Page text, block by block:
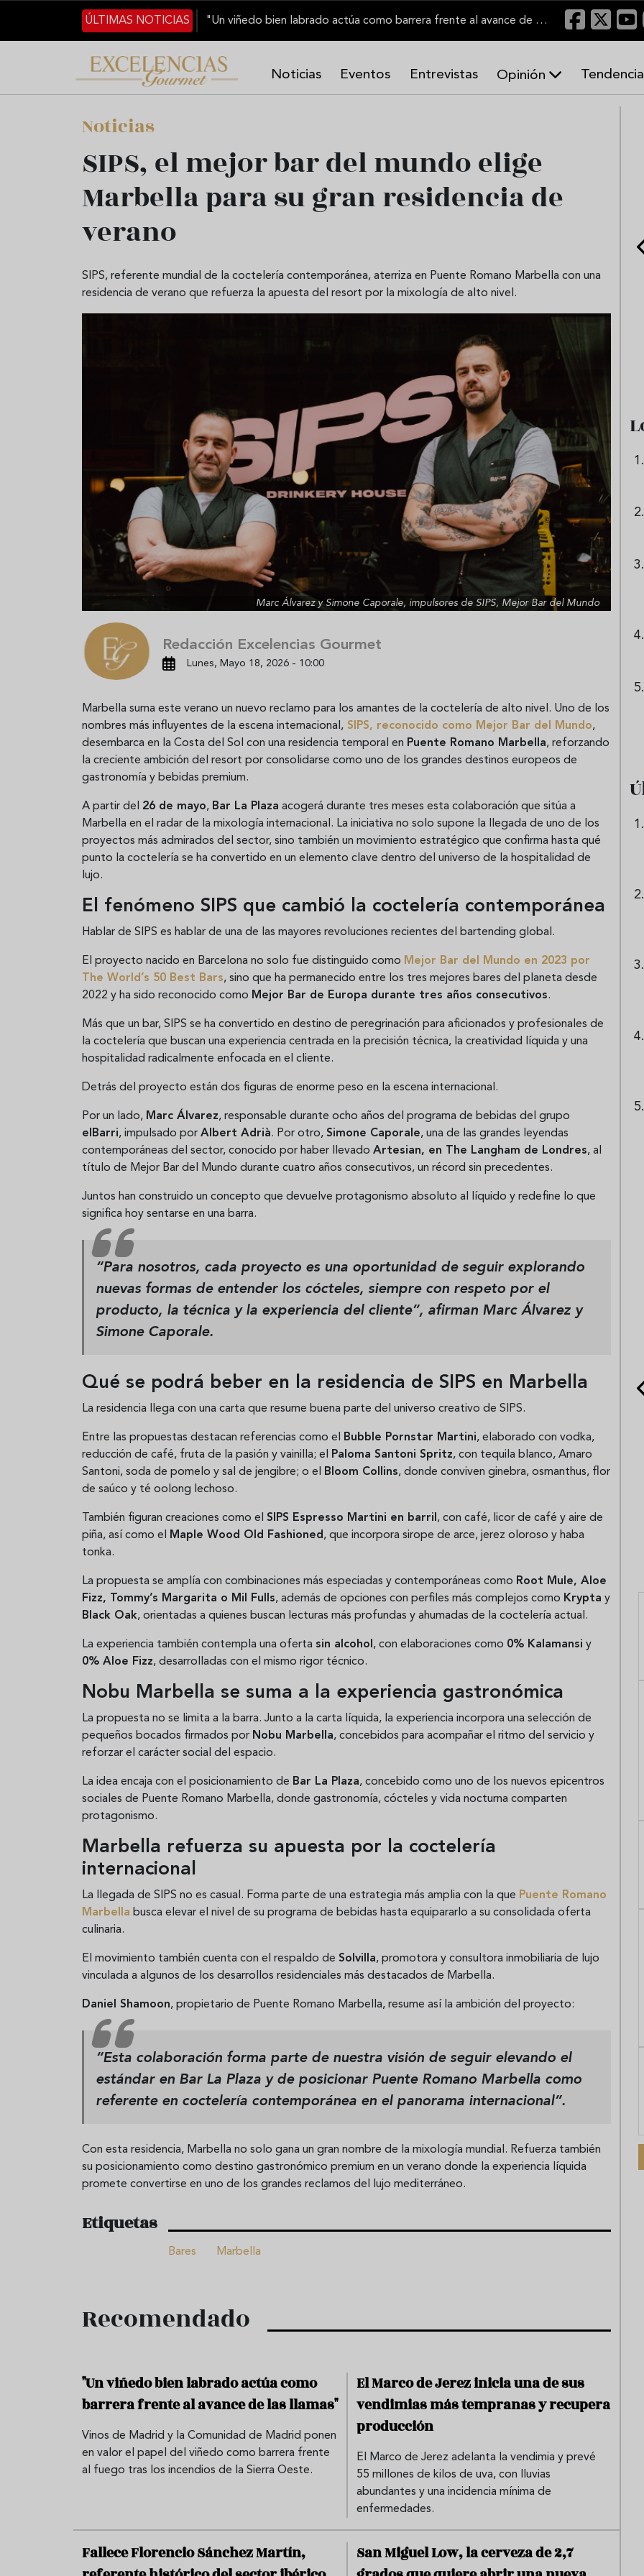
Pasar al contenido principal
ÚLTIMAS NOTICIAS
"Un viñedo bien labrado actúa como barrera frente al avance de las llamas"
Noticias Eventos Entrevistas Opinión
n
í
s
Noticias
SIPS, el mejor bar del mundo elige
Marbella para su gran residencia de
verano
SIPS, referente mundial de la coctelería contemporánea, aterriza en Puente Romano Marbella con una
residencia de verano que refuerza la apuesta del resort por la mixología de alto nivel.
Marc Álvarez y Simone Caporale, impulsores de SIPS, Mejor Bar del Mundo
Redacción Excelencias Gourmet
Lunes, Mayo 18, 2026 - 10:00
Marbella suma este verano un nuevo reclamo para los amantes de la coctelería de alto nivel. Uno de los
nombres más influyentes de la escena internacional, SIPS, reconocido como Mejor Bar del Mundo,
desembarca en la Costa del Sol con una residencia temporal en Puente Romano Marbella, reforzando
la creciente ambición del resort por consolidarse como uno de los grandes destinos europeos de
gastronomía y bebidas premium.
A partir del 26 de mayo, Bar La Plaza acogerá durante tres meses esta colaboración que sitúa a
Marbella en el radar de la mixología internacional. La iniciativa no solo supone la llegada de uno de los
proyectos más admirados del sector, sino también un movimiento estratégico que confirma hasta qué
punto la coctelería se ha convertido en un elemento clave dentro del universo de la hospitalidad de
lujo.
El fenómeno SIPS que cambió la coctelería contemporánea
Hablar de SIPS es hablar de una de las mayores revoluciones recientes del bartending global.
El proyecto nacido en Barcelona no solo fue distinguido como Mejor Bar del Mundo en 2023 por
The World’s 50 Best Bars, sino que ha permanecido entre los tres mejores bares del planeta desde
2022 y ha sido reconocido como Mejor Bar de Europa durante tres años consecutivos.
Más que un bar, SIPS se ha convertido en destino de peregrinación para aficionados y profesionales de
la coctelería que buscan una experiencia centrada en la precisión técnica, la creatividad líquida y una
hospitalidad radicalmente enfocada en el cliente.
Detrás del proyecto están dos figuras de enorme peso en la escena internacional.
Por un lado, Marc Álvarez, responsable durante ocho años del programa de bebidas del grupo
elBarri, impulsado por Albert Adrià. Por otro, Simone Caporale, una de las grandes leyendas
contemporáneas del sector, conocido por haber llevado Artesian, en The Langham de Londres, al
título de Mejor Bar del Mundo durante cuatro años consecutivos, un récord sin precedentes.
Juntos han construido un concepto que devuelve protagonismo absoluto al líquido y redefine lo que
significa hoy sentarse en una barra.
“Para nosotros, cada proyecto es una oportunidad de seguir explorando
nuevas formas de entender los cócteles, siempre con respeto por el
producto, la técnica y la experiencia del cliente”, afirman Marc Álvarez y
Simone Caporale.
Qué se podrá beber en la residencia de SIPS en Marbella
La residencia llega con una carta que resume buena parte del universo creativo de SIPS.
Entre las propuestas destacan referencias como el Bubble Pornstar Martini, elaborado con vodka,
reducción de café, fruta de la pasión y vainilla; el
Paloma Santoni Spritz, con tequila blanco, Amaro
Santoni, soda de pomelo y sal de jengibre; o el
Bloom Collins, donde conviven ginebra, osmanthus, flor
de saúco y té oolong lechoso.
También figuran creaciones como el SIPS Espresso Martini en barril , con café, licor de café y aire de
piña, así como el
Maple Wood Old Fashioned, que incorpora sirope de arce, jerez oloroso y haba
tonka.
La propuesta se amplía con combinaciones más especiadas y contemporáneas como Root Mule, Aloe
Fizz, Tommy’s Margarita o Mil Fulls, además de opciones con perfiles más complejos como Krypta y
Black Oak, orientadas a quienes buscan lecturas más profundas y ahumadas de la coctelería actual.
La experiencia también contempla una oferta sin alcohol , con elaboraciones como 0% Kalamansi y
0% Aloe Fizz, desarrolladas con el mismo rigor técnico.
Nobu Marbella se suma a la experiencia gastronómica
La propuesta no se limita a la barra. Junto a la carta líquida, la experiencia incorpora una selección de
pequeños bocados firmados por Nobu Marbella, concebidos para acompañar el ritmo del servicio y
reforzar el carácter social del espacio.
La idea encaja con el posicionamiento de Bar La Plaza, concebido como uno de los nuevos epicentros
sociales de Puente Romano Marbella, donde gastronomía, cócteles y vida nocturna comparten
protagonismo.
Marbella refuerza su apuesta por la coctelería
internacional
La llegada de SIPS no es casual. Forma parte de una estrategia más amplia con la que Puente Romano
Marbella busca elevar el nivel de su programa de bebidas hasta equipararlo a su consolidada oferta
culinaria.
El movimiento también cuenta con el respaldo de Solvilla, promotora y consultora inmobiliaria de lujo
vinculada a algunos de los desarrollos residenciales más destacados de Marbella.
Daniel Shamoon, propietario de Puente Romano Marbella, resume así la ambición del proyecto:
“Esta colaboración forma parte de nuestra visión de seguir elevando el
estándar en Bar La Plaza y de posicionar Puente Romano Marbella como
referente en coctelería contemporánea en el panorama internacional”.
Con esta residencia, Marbella no solo gana un gran nombre de la mixología mundial. Refuerza también
su posicionamiento como destino gastronómico premium en un verano donde la experiencia líquida
promete convertirse en uno de los grandes reclamos del lujo mediterráneo.
Etiquetas
Bares Marbella
Recomendado
"Un viñedo bien labrado actúa como
barrera frente al avance de las llamas"
Vinos de Madrid y la Comunidad de Madrid ponen
en valor el papel del viñedo como barrera frente
al fuego tras los incendios de la Sierra Oeste.
El Marco de Jerez inicia una de sus
vendimias más tempranas y recupera
producción
El Marco de Jerez adelanta la vendimia y prevé
55 millones de kilos de uva, con lluvias
abundantes y una incidencia mínima de
enfermedades.
Fallece Florencio Sánchez Martín,
San Miguel Low, la cerveza de 2,7
que querrás repetir todo el
Cinco cremas frías de verduras
que querrás repetir todo agosto